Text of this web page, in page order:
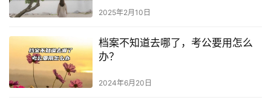
2025年2月10日
档案不知道去哪了，考公要用怎么
办？
2024年6月20日